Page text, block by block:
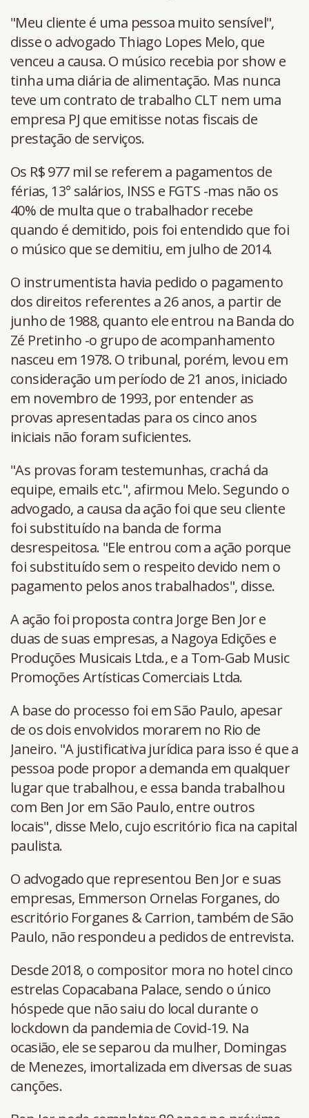
"Meu cliente é uma pessoa muito sensível",
disse o advogado Thiago Lopes Melo, que
venceu a causa. O músico recebia por show e
tinha uma diária de alimentação. Mas nunca
teve um contrato de trabalho CLT nem uma
empresa PJ que emitisse notas fiscais de
prestação de serviços.
Os R$ 977 mil se referem a pagamentos de
férias, 13° salários, INSS e FGTS -mas não os
40% de multa que o trabalhador recebe
quando é demitido, pois foi entendido que foi
o músico que se demitiu, em julho de 2014.
O instrumentista havia pedido o pagamento
dos direitos referentes a 26 anos, a partir de
junho de 1988, quanto ele entrou na Banda do
Zé Pretinho -o grupo de acompanhamento
nasceu em 1978. O tribunal, porém, levou em
consideração um período de 21 anos, iniciado
em novembro de 1993, por entender as
provas apresentadas para os cinco anos
iniciais não foram suficientes.
"As provas foram testemunhas, crachá da
equipe, emails etc.", afirmou Melo. Segundo o
advogado, a causa da ação foi que seu cliente
foi substituído na banda de forma
desrespeitosa. "Ele entrou com a ação porque
foi substituído sem o respeito devido nem o
pagamento pelos anos trabalhados", disse.
A ação foi proposta contra Jorge Ben Jor e
duas de suas empresas, a Nagoya Edições e
Produções Musicais Ltda., e a Tom-Gab Music
Promoções Artísticas Comerciais Ltda.
A base do processo foi em São Paulo, apesar
de os dois envolvidos morarem no Rio de
Janeiro. "A justificativa jurídica para isso é que a
pessoa pode propor a demanda em qualquer
lugar que trabalhou, e essa banda trabalhou
com Ben Jor em São Paulo, entre outros
locais", disse Melo, cujo escritório fica na capital
paulista.
O advogado que representou Ben Jor e suas
empresas, Emmerson Ornelas Forganes, do
escritório Forganes & Carrion, também de São
Paulo, não respondeu a pedidos de entrevista.
Desde 2018, o compositor mora no hotel cinco
estrelas Copacabana Palace, sendo o único
hóspede que não saiu do local durante o
lockdown da pandemia de Covid-19. Na
ocasião, ele se separou da mulher, Domingas
de Menezes, imortalizada em diversas de suas
canções.